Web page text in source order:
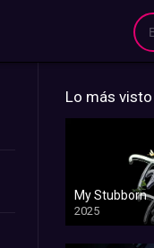
Lo más visto
My Stubborn
2025